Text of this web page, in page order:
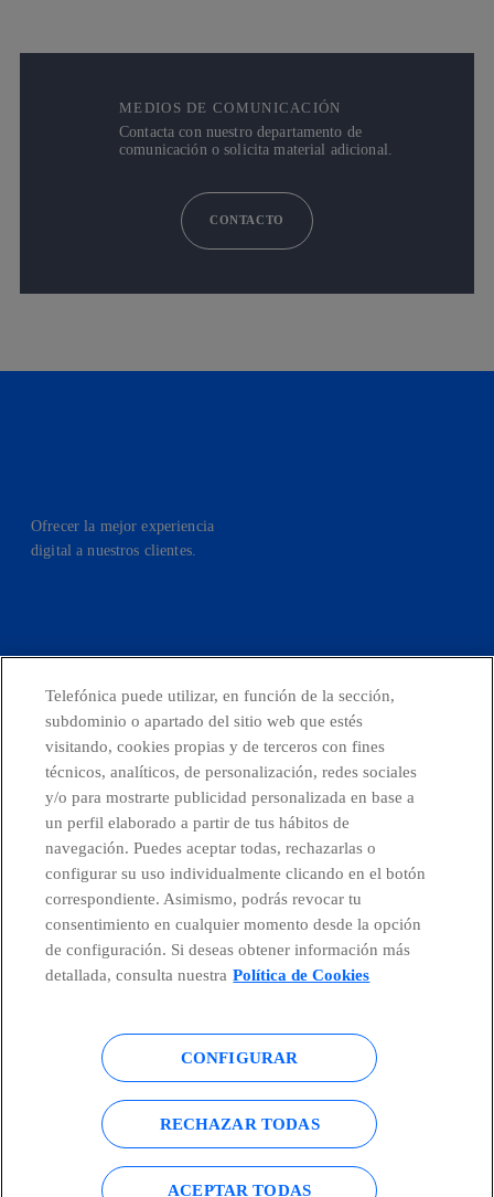
MEDIOS DE COMUNICACIÓN
Contacta con nuestro departamento de
comunicación o solicita material adicional.
CONTACTO
Ofrecer la mejor experiencia
digital a nuestros clientes.
facebook linkedin twitter instagram youtube
CONTACTO
Telefónica en redes sociales
Canal de Denuncias
Centro Global Transparencia
© Telefónica S.A. Configurar cookies
Política de cookies Aviso legal
Accesibilidad Política de privacidad
Telefónica puede utilizar, en función de la sección,
subdominio o apartado del sitio web que estés
visitando, cookies propias y de terceros con fines
técnicos, analíticos, de personalización, redes sociales
y/o para mostrarte publicidad personalizada en base a
un perfil elaborado a partir de tus hábitos de
navegación. Puedes aceptar todas, rechazarlas o
configurar su uso individualmente clicando en el botón
correspondiente. Asimismo, podrás revocar tu
consentimiento en cualquier momento desde la opción
de configuración. Si deseas obtener información más
detallada, consulta nuestra Política de Cookies
CONFIGURAR
RECHAZAR TODAS
ACEPTAR TODAS